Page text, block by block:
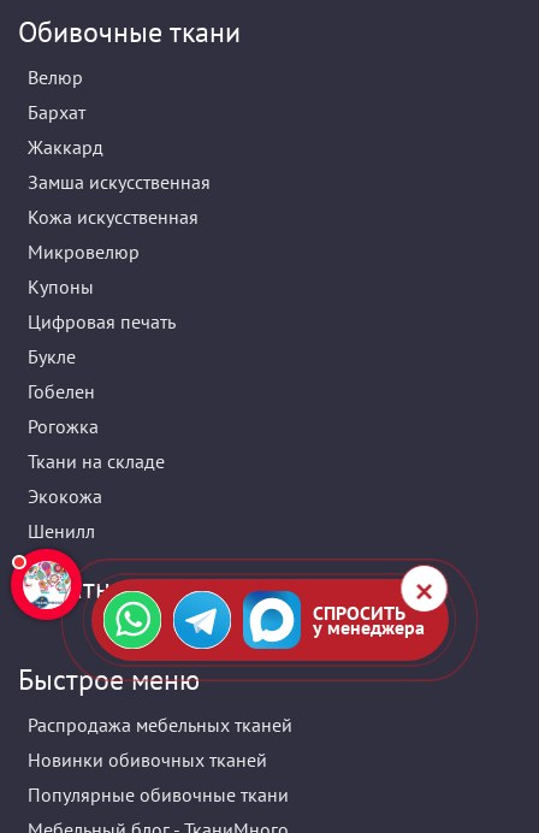
СПРОСИТЬ
у менеджера
Обивочные ткани
Велюр
Бархат
Жаккард
Замша искусственная
Кожа искусственная
Микровелюр
Купоны
Цифровая печать
Букле
Гобелен
Рогожка
Ткани на складе
Экокожа
Шенилл
Обратная связь
Быстрое меню
Распродажа мебельных тканей
Новинки обивочных тканей
Популярные обивочные ткани